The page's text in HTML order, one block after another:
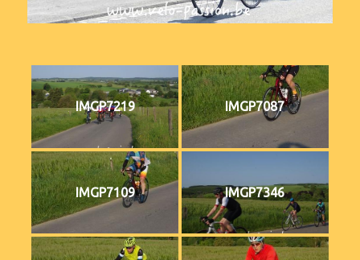
IMGP7219 IMGP7087
IMGP7109 IMGP7346